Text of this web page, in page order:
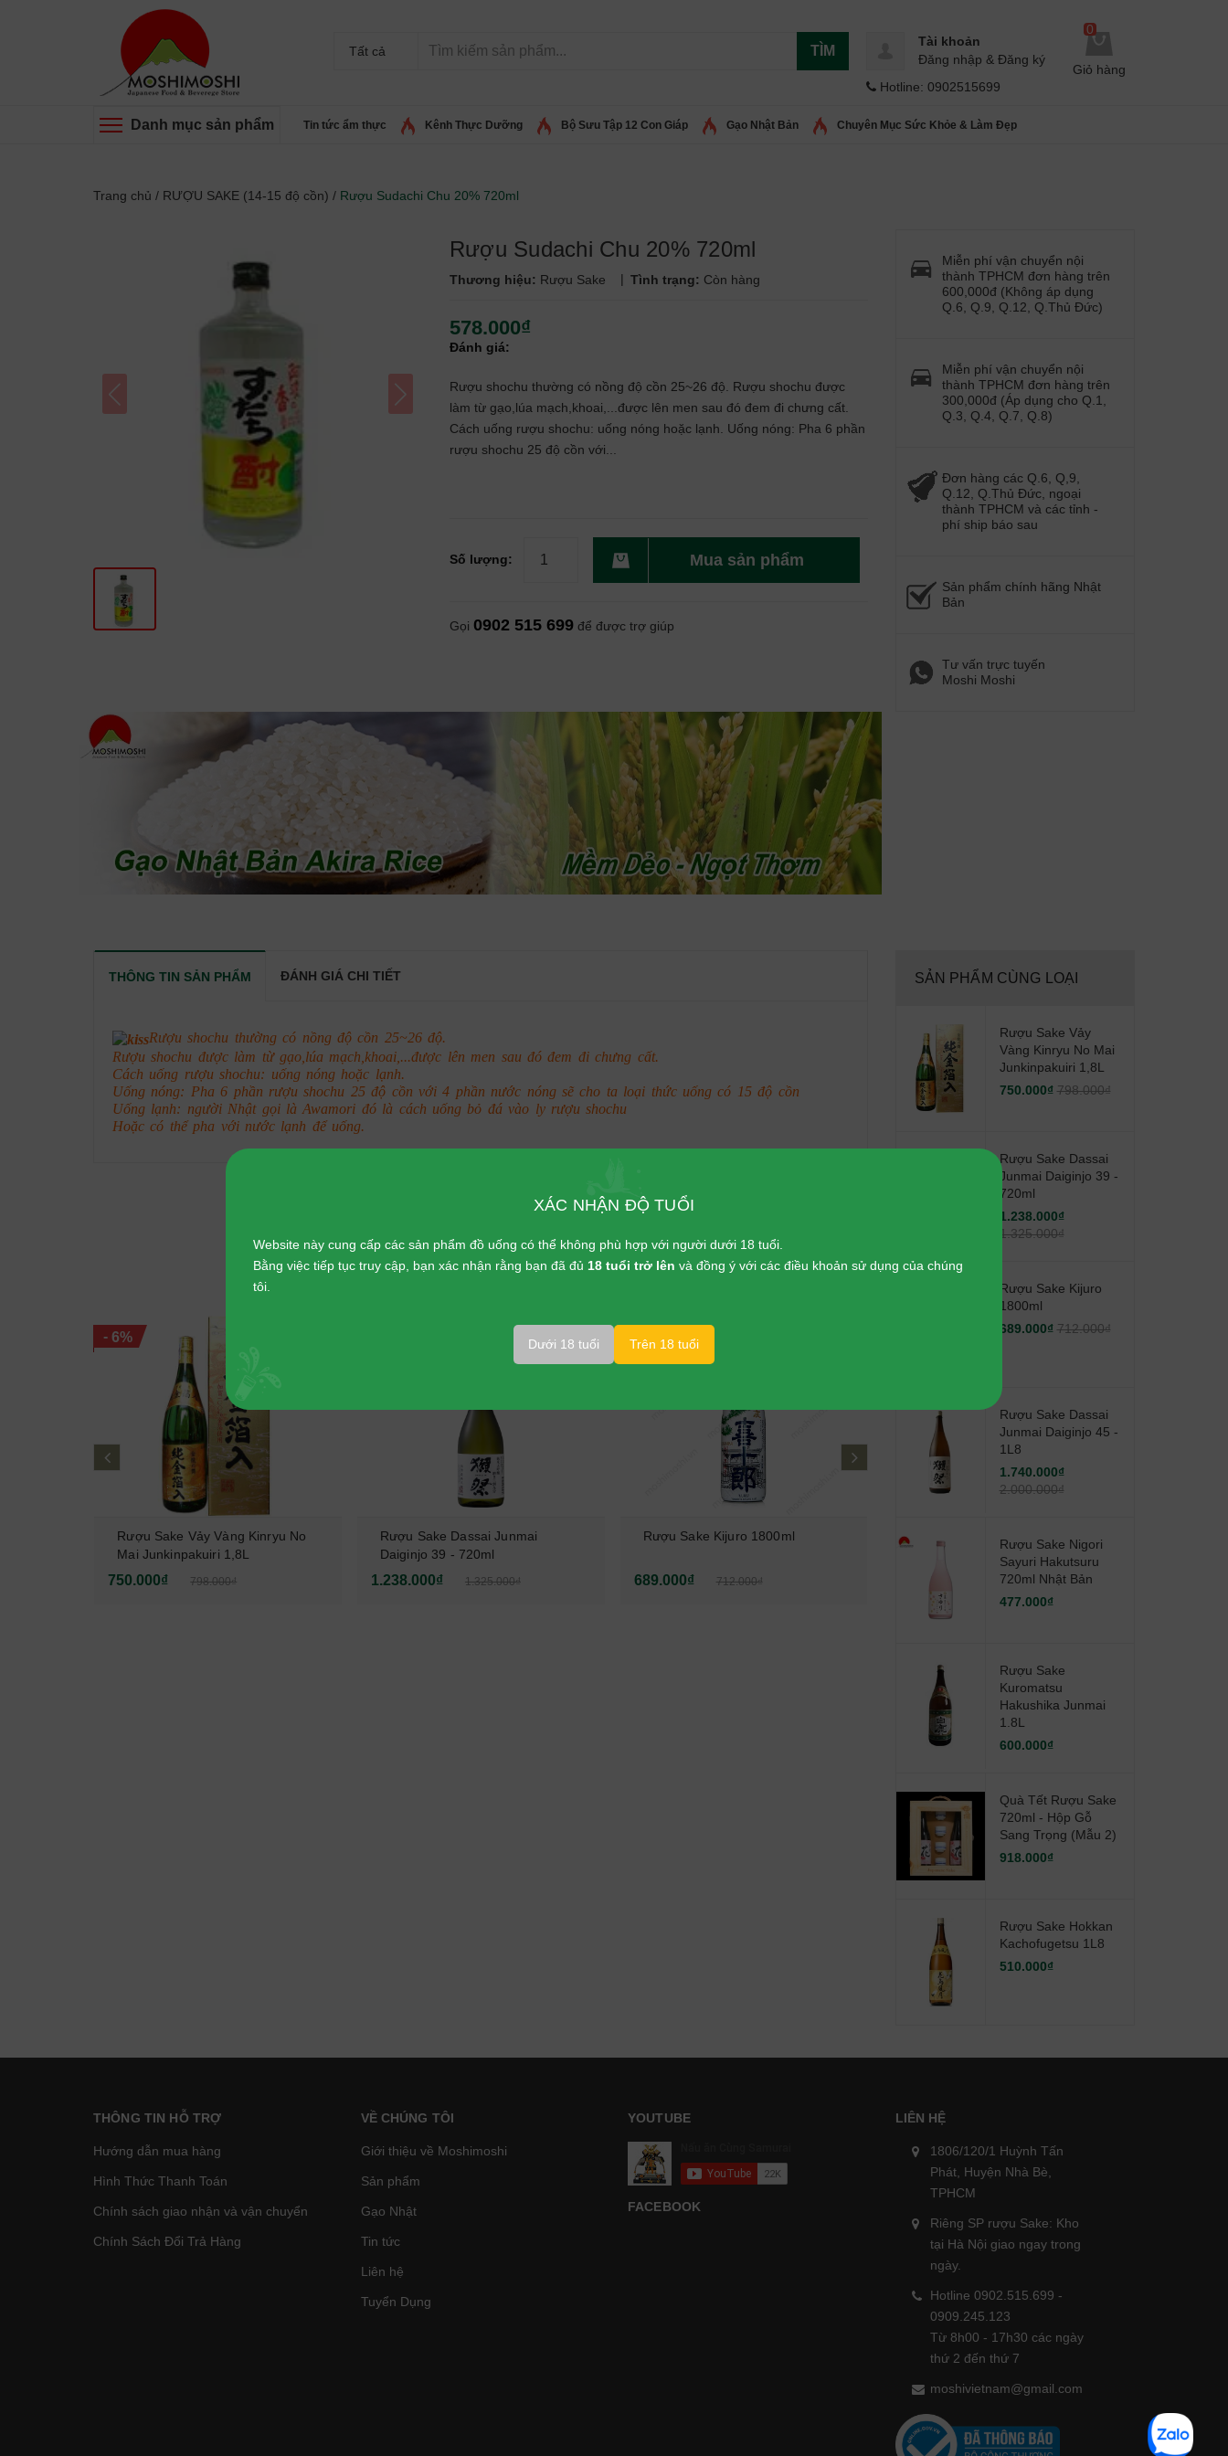
Tất cả TÌM
0
Giỏ hàng
Tài khoản
Đăng nhập & Đăng ký
Hotline: 0902515699
Danh mục sản phẩm Tin tức ẩm thực Kênh Thực Dưỡng Bộ Sưu Tập 12 Con Giáp Gạo Nhật Bản Chuyên Mục Sức Khỏe & Làm Đẹp
Trang chủ / RƯỢU SAKE (14-15 độ cồn) / Rượu Sudachi Chu 20% 720ml
Rượu Sudachi Chu 20% 720ml
Thương hiệu: Rượu Sake | Tình trạng: Còn hàng
578.000₫
Đánh giá:
Rượu shochu thường có nồng độ cồn 25~26 độ. Rượu shochu được
làm từ gạo,lúa mạch,khoai,...được lên men sau đó đem đi chưng cất.
Cách uống rượu shochu: uống nóng hoặc lạnh. Uống nóng: Pha 6 phần
rượu shochu 25 độ cồn với...
Số lượng: Mua sản phẩm
Gọi 0902 515 699 để được trợ giúp
Miễn phí vận chuyển nội
thành TPHCM đơn hàng trên
600,000đ (Không áp dụng
Q.6, Q.9, Q.12, Q.Thủ Đức)
Miễn phí vận chuyển nội
thành TPHCM đơn hàng trên
300,000đ (Áp dụng cho Q.1,
Q.3, Q.4, Q.7, Q.8)
Đơn hàng các Q.6, Q,9,
Q.12, Q.Thủ Đức, ngoại
thành TPHCM và các tỉnh -
phí ship báo sau
Sản phẩm chính hãng Nhật
Bản
Tư vấn trực tuyến
Moshi Moshi
THÔNG TIN SẢN PHẨM ĐÁNH GIÁ CHI TIẾT
Rượu shochu thường có nồng độ cồn 25~26 độ.
Rượu shochu được làm từ gạo,lúa mạch,khoai,...được lên men sau đó đem đi chưng cất.
Cách uống rượu shochu: uống nóng hoặc lạnh.
Uống nóng: Pha 6 phần rượu shochu 25 độ cồn với 4 phần nước nóng sẽ cho ta loại thức uống có 15 độ cồn
Uống lạnh: người Nhật gọi là Awamori đó là cách uống bỏ đá vào ly rượu shochu
Hoặc có thể pha với nước lạnh để uống.
SẢN PHẨM LIÊN QUAN
- 6%
Rượu Sake Vảy Vàng Kinryu No
Mai Junkinpakuiri 1,8L
750.000₫ 798.000₫
Rượu Sake Dassai Junmai
Daiginjo 39 - 720ml
1.238.000₫ 1.325.000₫
-3%
Rượu Sake Kijuro 1800ml
689.000₫ 712.000₫
Rượu Sake Dassai Junmai
Daiginjo 45 - 1L8
1.740.000₫ 2.000.000₫
SẢN PHẨM CÙNG LOẠI
Rượu Sake Vảy
Vàng Kinryu No Mai
Junkinpakuiri 1,8L
750.000₫ 798.000₫
Rượu Sake Dassai
Junmai Daiginjo 39 -
720ml
1.238.000₫
1.325.000₫
Rượu Sake Kijuro
1800ml
689.000₫ 712.000₫
Rượu Sake Dassai
Junmai Daiginjo 45 -
1L8
1.740.000₫
2.000.000₫
Rượu Sake Nigori
Sayuri Hakutsuru
720ml Nhật Bản
477.000₫
Rượu Sake
Kuromatsu
Hakushika Junmai
1.8L
600.000₫
Quà Tết Rượu Sake
720ml - Hộp Gỗ
Sang Trọng (mẫu 2)
918.000₫
Rượu Sake Hokkan
Kachofugetsu 1L8
510.000₫
XÁC NHẬN ĐỘ TUỔI
Website này cung cấp các sản phẩm đồ uống có thể không phù hợp với người dưới 18 tuổi.
Bằng việc tiếp tục truy cập, bạn xác nhận rằng bạn đã đủ 18 tuổi trở lên và đồng ý với các điều khoản sử dụng của chúng
tôi.
Dưới 18 tuổi Trên 18 tuổi
THÔNG TIN HỖ TRỢ
Hướng dẫn mua hàng
Hình Thức Thanh Toán
Chính sách giao nhận và vận chuyển
Chính Sách Đổi Trả Hàng
VỀ CHÚNG TÔI
Giới thiệu về Moshimoshi
Sản phẩm
Gạo Nhật
Tin tức
Liên hệ
Tuyển Dụng
YOUTUBE
FACEBOOK
LIÊN HỆ
1806/120/1 Huỳnh Tấn
Phát, Huyện Nhà Bè,
TPHCM
Riêng SP rượu Sake: Kho
tại Hà Nội giao ngay trong
ngày.
Hotline 0902.515.699 -
0909.245.123
Từ 8h00 - 17h30 các ngày
thứ 2 đến thứ 7
moshivietnam@gmail.com